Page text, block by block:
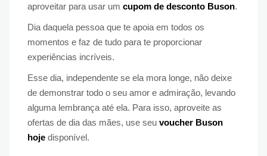
aproveitar para usar um cupom de desconto Buson.
Dia daquela pessoa que te apoia em todos os
momentos e faz de tudo para te proporcionar
experiências incríveis.
Esse dia, independente se ela mora longe, não deixe
de demonstrar todo o seu amor e admiração, levando
alguma lembrança até ela. Para isso, aproveite as
ofertas de dia das mães, use seu voucher Buson
hoje disponível.